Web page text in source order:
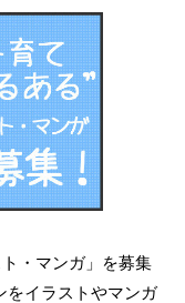
・マンガ」を募集
をイラストやマンガ